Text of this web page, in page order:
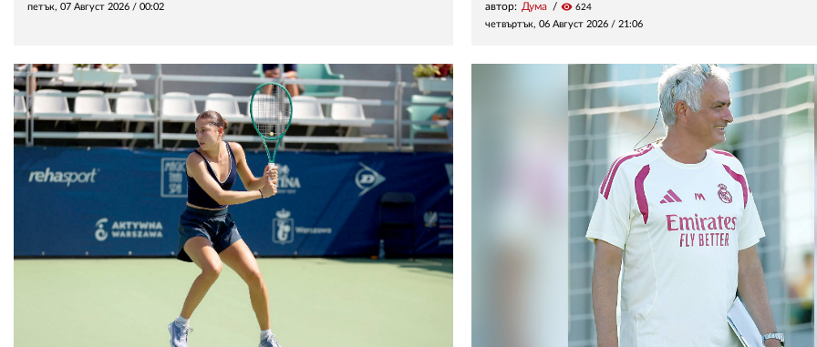
петък, 07 Август 2026 / 00:02 автор: Дума visibility 624
четвъртък, 06 Август 2026 / 21:06